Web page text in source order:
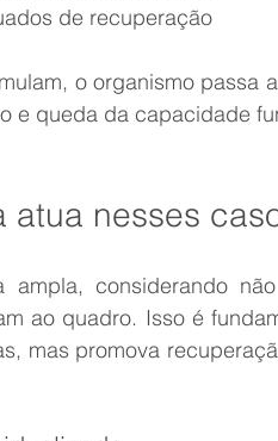
de recuperação
o organismo passa
e queda da capacidade
atua nesses
ampla, considerando
ao quadro. Isso é
mas promova